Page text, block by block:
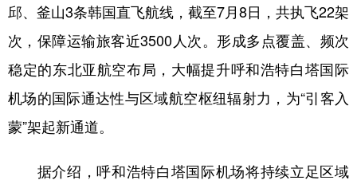
地方频道
北京 天津 河北 山西
辽宁
浙江 安徽 福建 江西
邱、釜山3条韩国直飞航线，截至7月8日，共执飞22架
次，保障运输旅客近3500人次。形成多点覆盖、频次
稳定的东北亚航空布局，大幅提升呼和浩特白塔国际
机场的国际通达性与区域航空枢纽辐射力，为“引客入
蒙”架起新通道。
据介绍，呼和浩特白塔国际机场将持续立足区域